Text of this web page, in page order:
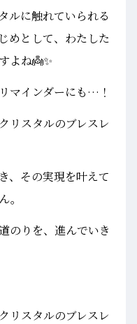
ルに触れていられる
めとして、わたした
よね👼✨
マインダーにも…！
リスタルのブレスレ
、その実現を叶えて
。
のりを、進んでいき
リスタルのブレスレ